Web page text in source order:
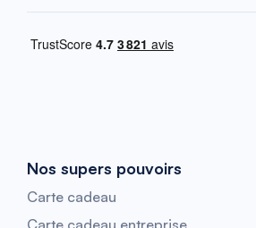
Nos supers pouvoirs
Carte cadeau